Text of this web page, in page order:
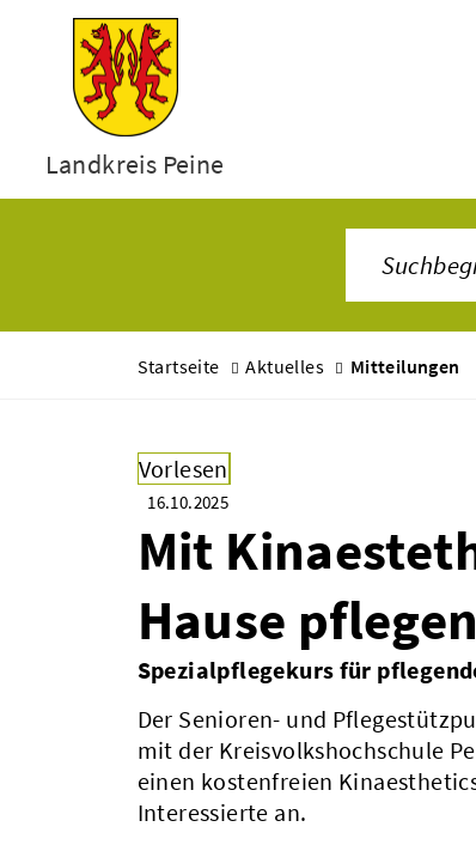
Landkreis Peine
Startseite Aktuelles Mitteilungen
Vorlesen
16.10.2025
Mit
Hause pflegen
Spezialpflegekurs für
Der Senioren- und
mit der Kreisvolkshochschule
einen kostenfreien
Interessierte an.